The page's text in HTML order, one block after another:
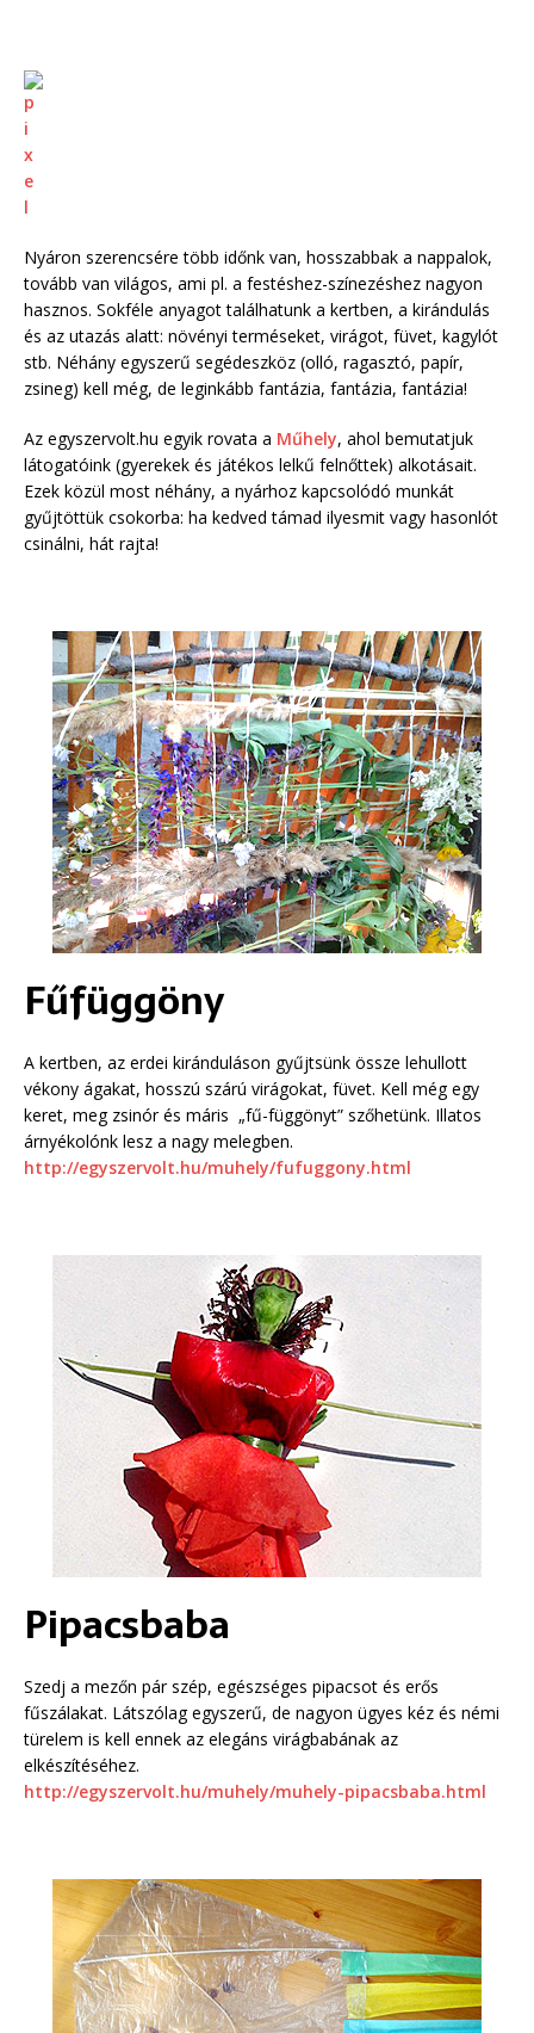
Nyáron szerencsére több időnk van, hosszabbak a nappalok,
tovább van világos, ami pl. a festéshez-színezéshez nagyon
hasznos. Sokféle anyagot találhatunk a kertben, a kirándulás
és az utazás alatt: növényi terméseket, virágot, füvet, kagylót
stb. Néhány egyszerű segédeszköz (olló, ragasztó, papír,
zsineg) kell még, de leginkább fantázia, fantázia, fantázia!
Az egyszervolt.hu egyik rovata a Műhely, ahol bemutatjuk
látogatóink (gyerekek és játékos lelkű felnőttek) alkotásait.
Ezek közül most néhány, a nyárhoz kapcsolódó munkát
gyűjtöttük csokorba: ha kedved támad ilyesmit vagy hasonlót
csinálni, hát rajta!
Fűfüggöny
A kertben, az erdei kiránduláson gyűjtsünk össze lehullott
vékony ágakat, hosszú szárú virágokat, füvet. Kell még egy
keret, meg zsinór és máris „fű-függönyt” szőhetünk. Illatos
árnyékolónk lesz a nagy melegben.
http://egyszervolt.hu/muhely/fufuggony.html
Pipacsbaba
Szedj a mezőn pár szép, egészséges pipacsot és erős
fűszálakat. Látszólag egyszerű, de nagyon ügyes kéz és némi
türelem is kell ennek az elegáns virágbabának az
elkészítéséhez.
http://egyszervolt.hu/muhely/muhely-pipacsbaba.html